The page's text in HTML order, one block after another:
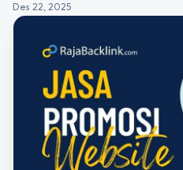
Des 22, 2025